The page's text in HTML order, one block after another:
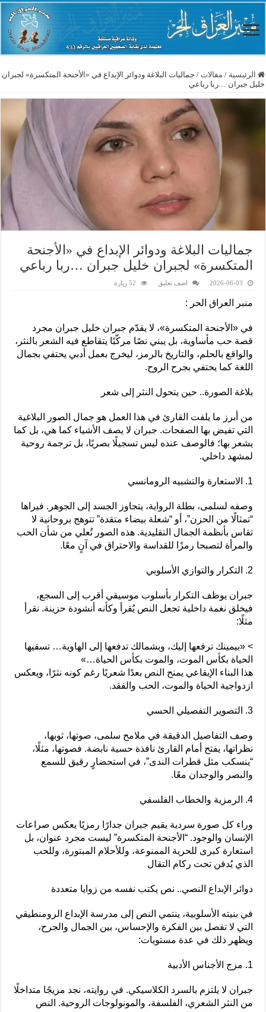
الرئيسية / مقالات / جماليات البلاغة ودوائر الإبداع في «الأجنحة المتكسرة» لجبران
خليل جبران …ربا رباعي
جماليات البلاغة ودوائر الإبداع في «الأجنحة
المتكسرة» لجبران خليل جبران …ربا رباعي
2026-06-03 اضف تعليق 52 زيارة
منبر العراق الحر :
في «الأجنحة المتكسرة»، لا يقدّم جبران خليل جبران مجرد
قصة حب مأساوية، بل يبني نصًا مركّبًا يتقاطع فيه الشعر بالنثر،
والواقع بالحلم، والتاريخ بالرمز، ليخرج بعمل أدبي يحتفي بجمال
اللغة كما يحتفي بجرح الروح.
بلاغة الصورة.. حين يتحول النثر إلى شعر
من أبرز ما يلفت القارئ في هذا العمل هو جمال الصور البلاغية
التي تفيض بها الصفحات. جبران لا يصف الأشياء كما هي، بل كما
يشعر بها؛ فالوصف عنده ليس تسجيلًا بصريًا، بل ترجمة روحية
لمشهد داخلي.
1. الاستعارة والتشبيه الرومانسي
وصفه لسلمى، بطلة الرواية، يتجاوز الجسد إلى الجوهر. فيراها
“تمثالًا من الحزن”، أو “شعلة بيضاء متقدة” تتوهج بروحانية لا
تقاس بأنظمة الجمال التقليدية. هذه الصور تُعلي من شأن الحب
والمرأة لتصبحا رمزًا للقداسة والاحتراق في آنٍ معًا.
2. التكرار والتوازي الأسلوبي
جبران يوظف التكرار بأسلوب موسيقي أقرب إلى السجع،
فيخلق نغمة داخلية تجعل النص يُقرأ وكأنه أنشودة حزينة. نقرأ
مثلًا:
> «بيمينك ترفعها إليك، وبشمالك تدفعها إلى الهاوية… تسقيها
الحياة بكأس الموت، والموت بكأس الحياة…»
هذا البناء الإيقاعي يمنح النص بعدًا شعريًا رغم كونه نثرًا، ويعكس
ازدواجية الحياة والموت، الحب والفقد.
3. التصوير التفصيلي الحسي
وصف التفاصيل الدقيقة في ملامح سلمى، صوتها، ثوبها،
نظراتها، يفتح أمام القارئ نافذة حسية نابضة. فصوتها، مثلًا،
“ينسكب مثل قطرات الندى”، في استحضارٍ رقيق للسمع
والبصر والوجدان معًا.
4. الرمزية والخطاب الفلسفي
وراء كل صورة سردية يقيم جبران جدارًا رمزيًا يعكس صراعات
الإنسان والوجود. “الأجنحة المتكسرة” ليست مجرد عنوان، بل
استعارة كبرى للحرية الممنوعة، وللأحلام المبتورة، وللحب
الذي يُدفن تحت ركام التقال
دوائر الإبداع النصي.. نص يكتب نفسه من زوايا متعددة
في بنيته الأسلوبية، ينتمي النص إلى مدرسة الإبداع الرومنطيقي
التي لا تفصل بين الفكرة والإحساس، بين الجمال والجرح،
ويظهر ذلك في عدة مستويات:
1. مزج الأجناس الأدبية
جبران لا يلتزم بالسرد الكلاسيكي. في روايته، نجد مزيجًا متداخلًا
من النثر الشعري، الفلسفة، والمونولوجات الروحية. النص